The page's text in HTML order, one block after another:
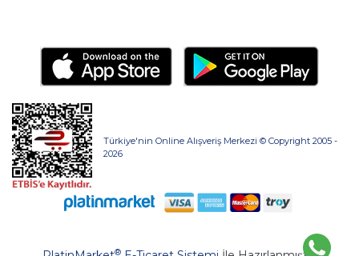
Türkiye'nin Online Alışveriş Merkezi © Copyright 2005 -
2026
®